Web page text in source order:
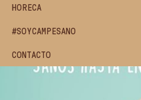
HORECA
#SOYCAMPESANO
CONTACTO